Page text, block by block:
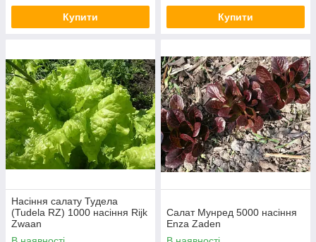
Купити Купити
Насіння салату Тудела
(Tudela RZ) 1000 насіння Rijk
Zwaan
Салат Мунред 5000 насіння
Enza Zaden